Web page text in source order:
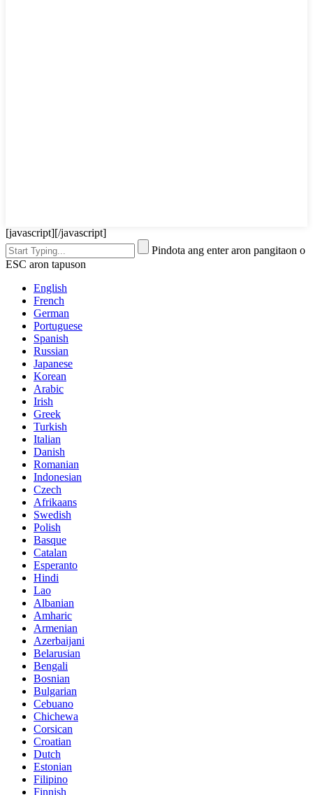
[javascript][/javascript]
Pindota ang enter aron pangitaon o
ESC aron tapuson
English
French
German
Portuguese
Spanish
Russian
Japanese
Korean
Arabic
Irish
Greek
Turkish
Italian
Danish
Romanian
Indonesian
Czech
Afrikaans
Swedish
Polish
Basque
Catalan
Esperanto
Hindi
Lao
Albanian
Amharic
Armenian
Azerbaijani
Belarusian
Bengali
Bosnian
Bulgarian
Cebuano
Chichewa
Corsican
Croatian
Dutch
Estonian
Filipino
Finnish